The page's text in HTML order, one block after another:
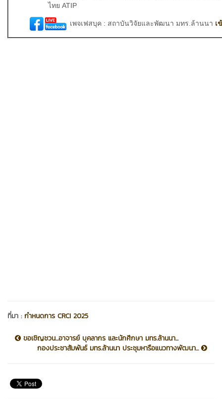
ไทย ATIP
เพจเฟสบุค : สถาบันวิจัยและพัฒนา มทร.ล้านนา เ
ที่มา :กำหนดการ CRCI 2025
ขอเชิญชวน...อาจารย์ บุคลากร และนักศึกษา มทร.ล้านนา...
กองประชาสัมพันธ์ มทร.ล้านนา ประชุมหารือแนวทางพัฒนา...